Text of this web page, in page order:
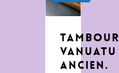
Tambour
Vanuatu
Ancien.